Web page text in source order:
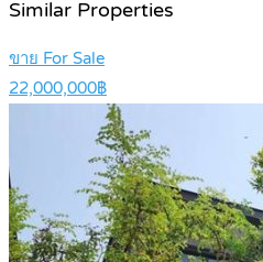
Similar Properties
ขาย For Sale
22,000,000฿